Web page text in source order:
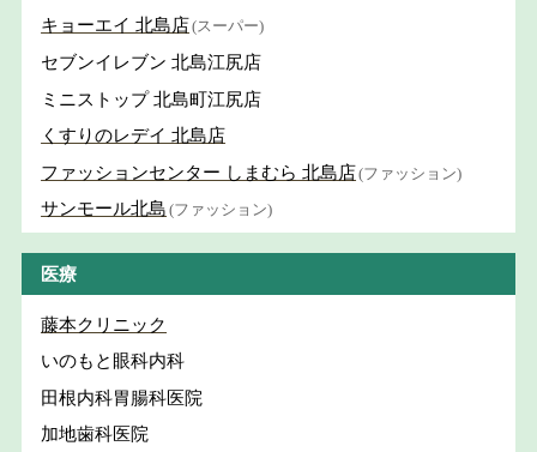
キョーエイ 北島店(スーパー)
セブンイレブン 北島江尻店
ミニストップ 北島町江尻店
くすりのレデイ 北島店
ファッションセンター しまむら 北島店(ファッション)
サンモール北島 (ファッション)
医療
藤本クリニック
いのもと眼科内科
田根内科胃腸科医院
加地歯科医院